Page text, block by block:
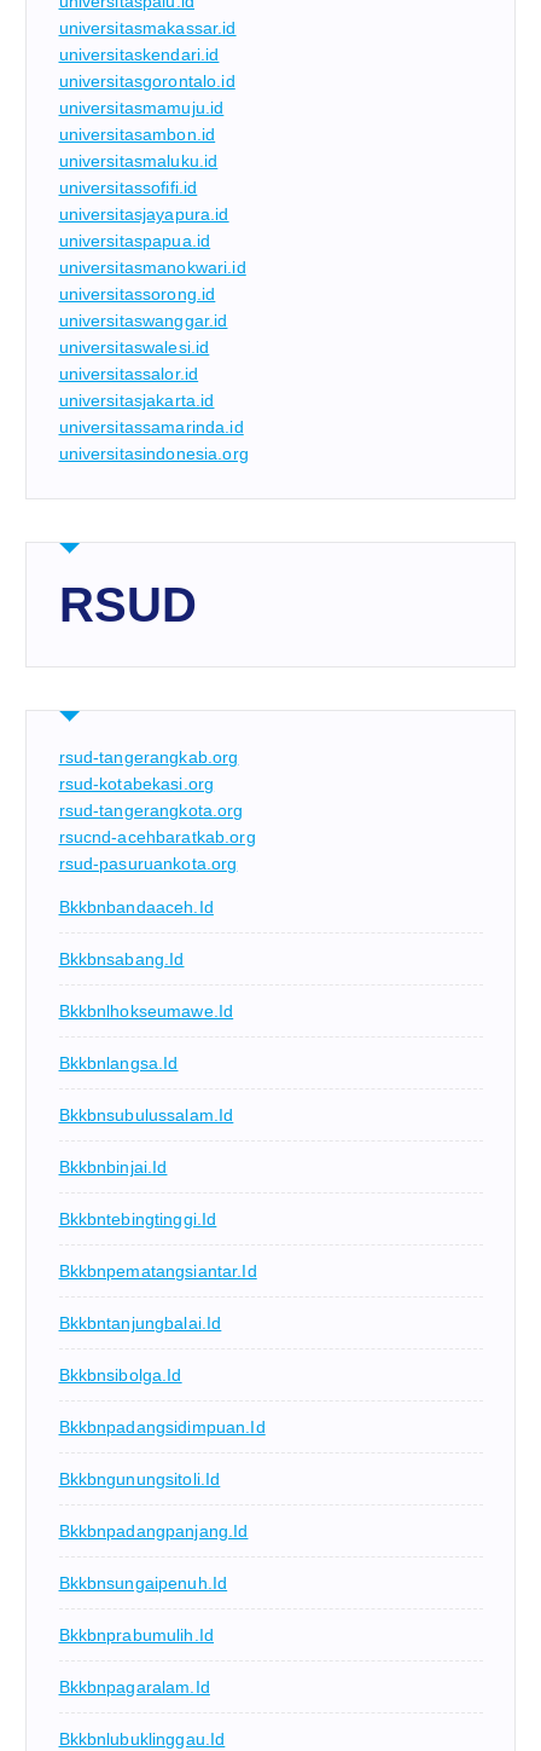
universitasmakassar.id
universitaskendari.id
universitasgorontalo.id
universitasmamuju.id
universitasambon.id
universitasmaluku.id
universitassofifi.id
universitasjayapura.id
universitaspapua.id
universitasmanokwari.id
universitassorong.id
universitaswanggar.id
universitaswalesi.id
universitassalor.id
universitasjakarta.id
universitassamarinda.id
universitasindonesia.org
RSUD
rsud-tangerangkab.org
rsud-kotabekasi.org
rsud-tangerangkota.org
rsucnd-acehbaratkab.org
rsud-pasuruankota.org
Bkkbnbandaaceh.id
Bkkbnsabang.id
Bkkbnlhokseumawe.id
Bkkbnlangsa.id
Bkkbnsubulussalam.id
Bkkbnbinjai.id
Bkkbntebingtinggi.id
Bkkbnpematangsiantar.id
Bkkbntanjungbalai.id
Bkkbnsibolga.id
Bkkbnpadangsidimpuan.id
Bkkbngunungsitoli.id
Bkkbnpadangpanjang.id
Bkkbnsungaipenuh.id
Bkkbnprabumulih.id
Bkkbnpagaralam.id
Bkkbnlubuklinggau.id